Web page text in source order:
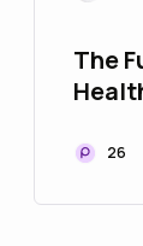
The
26